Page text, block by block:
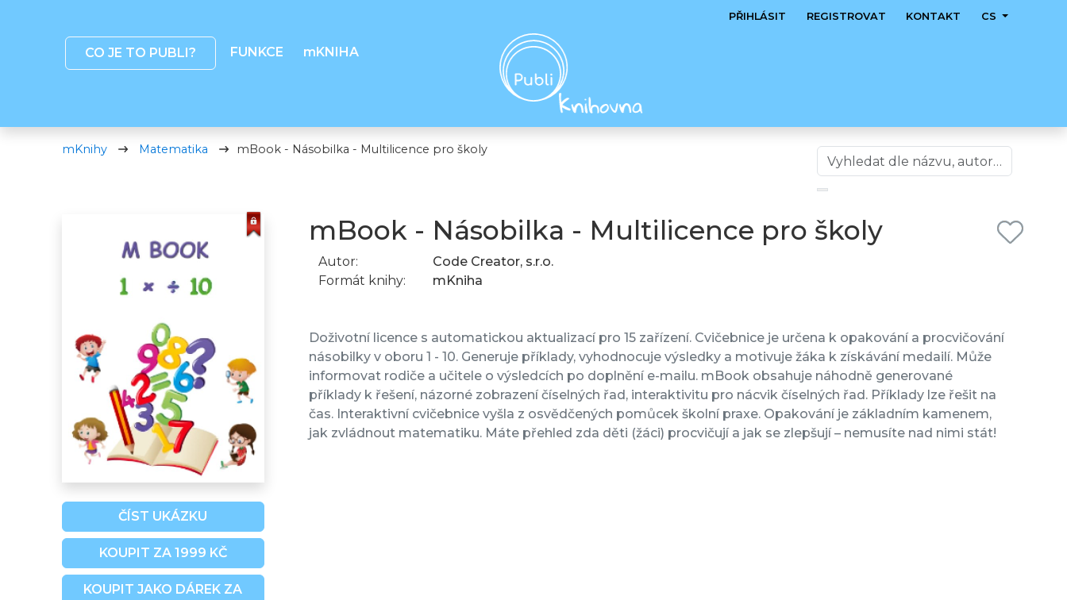
CO JE TO PUBLI? FUNKCE mKNIHA
PŘIHLÁSIT REGISTROVAT KONTAKT CS
mKnihy Matematika mBook - Násobilka - Multilicence pro školy
ČÍST UKÁZKU
KOUPIT ZA 1999 KČ
KOUPIT JAKO DÁREK ZA
mBook - Násobilka - Multilicence pro školy
Autor:
Code Creator, s.r.o.
Formát knihy:
mKniha
Doživotní licence s automatickou aktualizací pro 15 zařízení. Cvičebnice je určena k opakování a procvičování
násobilky v oboru 1 - 10. Generuje příklady, vyhodnocuje výsledky a motivuje žáka k získávání medailí. Může
informovat rodiče a učitele o výsledcích po doplnění e-mailu. mBook obsahuje náhodně generované
příklady k řešení, názorné zobrazení číselných řad, interaktivitu pro nácvik číselných řad. Příklady lze řešit na
čas. Interaktivní cvičebnice vyšla z osvědčených pomůcek školní praxe. Opakování je základním kamenem,
jak zvládnout matematiku. Máte přehled zda děti (žáci) procvičují a jak se zlepšují – nemusíte nad nimi stát!